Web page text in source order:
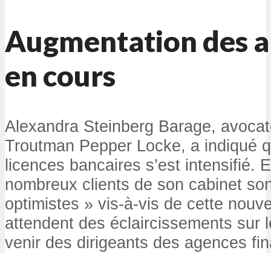
Augmentation des
en cours
Alexandra Steinberg Barage,
Troutman Pepper Locke, a indiqué
licences bancaires s’est intensifié.
nombreux clients de son cabinet
optimistes » vis-à-vis de cette
attendent des éclaircissements sur
venir des dirigeants des agences